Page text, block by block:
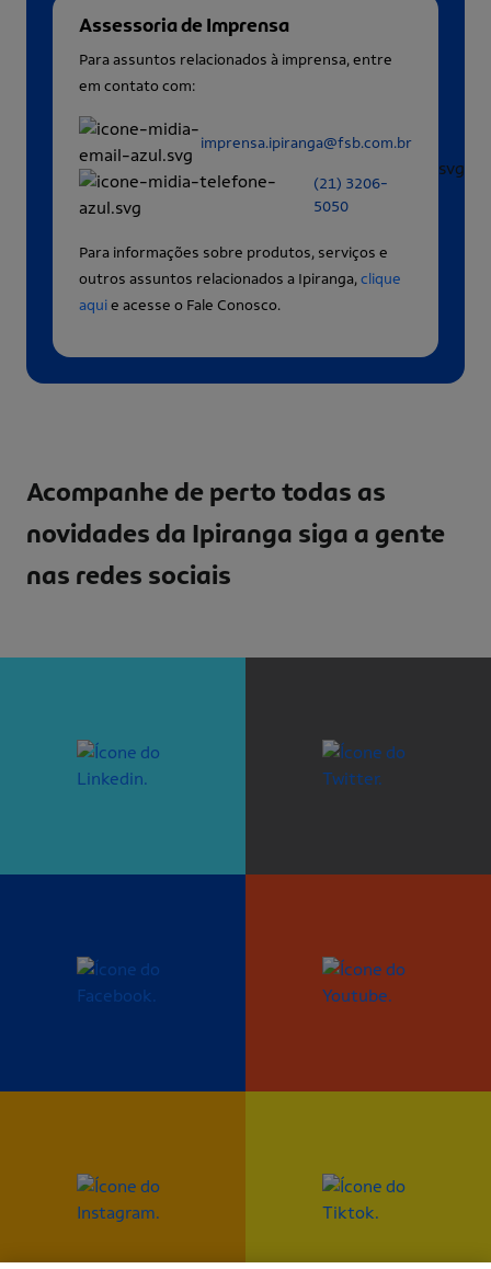
Assessoria de Imprensa
Para assuntos relacionados à imprensa, entre
em contato com:
imprensa.ipiranga@fsb.com.br
(21) 3206-
5050
Para informações sobre produtos, serviços e
outros assuntos relacionados a Ipiranga,clique
aquie acesse o Fale Conosco.
Acompanhe de perto todas as
novidades da Ipiranga siga a gente
nas redes sociais